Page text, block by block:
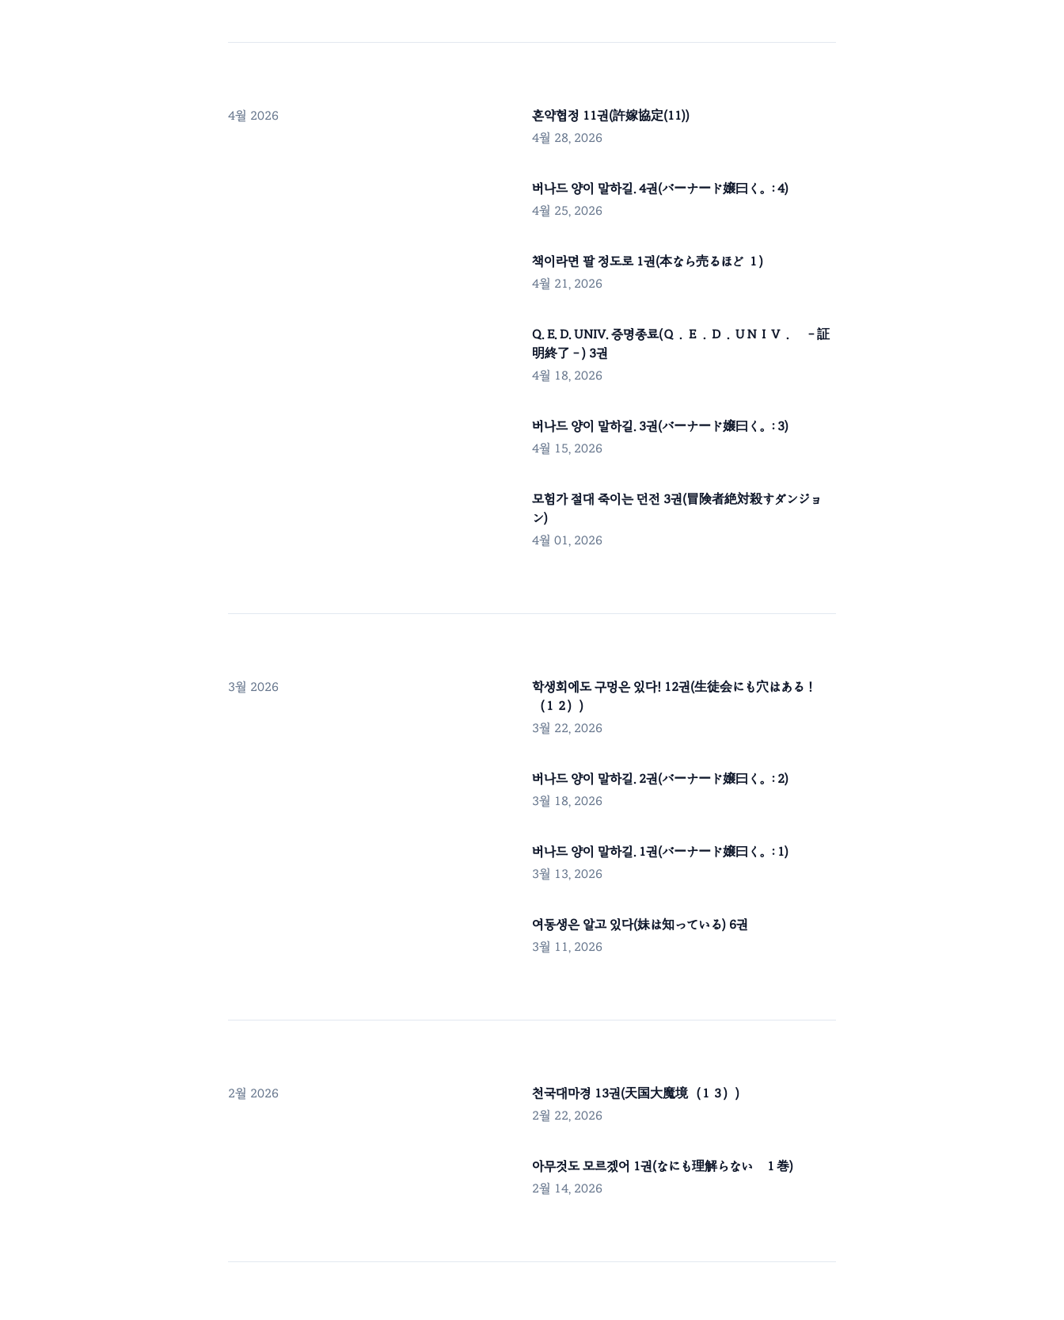
4월 2026
혼약협정 11권(許嫁協定(11))
4월 28, 2026
버나드 양이 말하길. 4권(バーナード嬢曰く。: 4)
4월 25, 2026
책이라면 팔 정도로 1권(本なら売るほど １)
4월 21, 2026
Q. E. D. UNIV. 증명종료(Ｑ．Ｅ．Ｄ．ＵＮＩＶ． －証
明終了－) 3권
4월 18, 2026
버나드 양이 말하길. 3권(バーナード嬢曰く。: 3)
4월 15, 2026
모험가 절대 죽이는 던전 3권(冒険者絶対殺すダンジョ
ン)
4월 01, 2026
3월 2026
학생회에도 구멍은 있다! 12권(生徒会にも穴はある！
（１２）)
3월 22, 2026
버나드 양이 말하길. 2권(バーナード嬢曰く。: 2)
3월 18, 2026
버나드 양이 말하길. 1권(バーナード嬢曰く。: 1)
3월 13, 2026
여동생은 알고 있다(妹は知っている) 6권
3월 11, 2026
2월 2026
천국대마경 13권(天国大魔境（１３）)
2월 22, 2026
아무것도 모르겠어 1권(なにも理解らない １巻)
2월 14, 2026